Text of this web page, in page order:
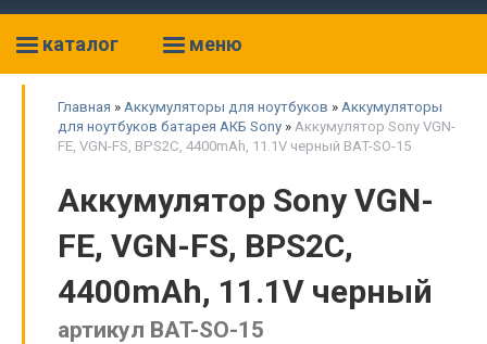
каталог меню
Главная » Аккумуляторы для ноутбуков » Аккумуляторы
для ноутбуков батарея АКБ Sony » Аккумулятор Sony VGN-
FE, VGN-FS, BPS2C, 4400mAh, 11.1V черный BAT-SO-15
Аккумулятор Sony VGN-
FE, VGN-FS, BPS2C,
4400mAh, 11.1V черный
артикул BAT-SO-15